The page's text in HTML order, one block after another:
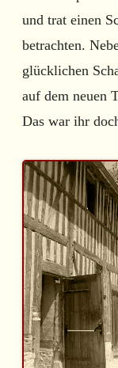
und trat einen
betrachten.
glücklichen
auf dem neuen
Das war ihr